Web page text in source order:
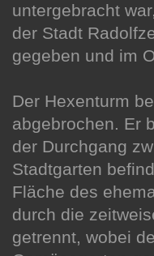
untergebracht
der Stadt
gegeben und im
Der Hexenturm
abgebrochen. Er
der Durchgang
Stadtgarten
Fläche des
durch die
getrennt, wobei